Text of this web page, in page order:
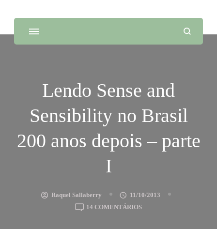
Lendo Sense and
Sensibility no Brasil
200 anos depois – parte
I
Raquel Sallaberry
11/10/2013
14 COMENTÁRIOSEM